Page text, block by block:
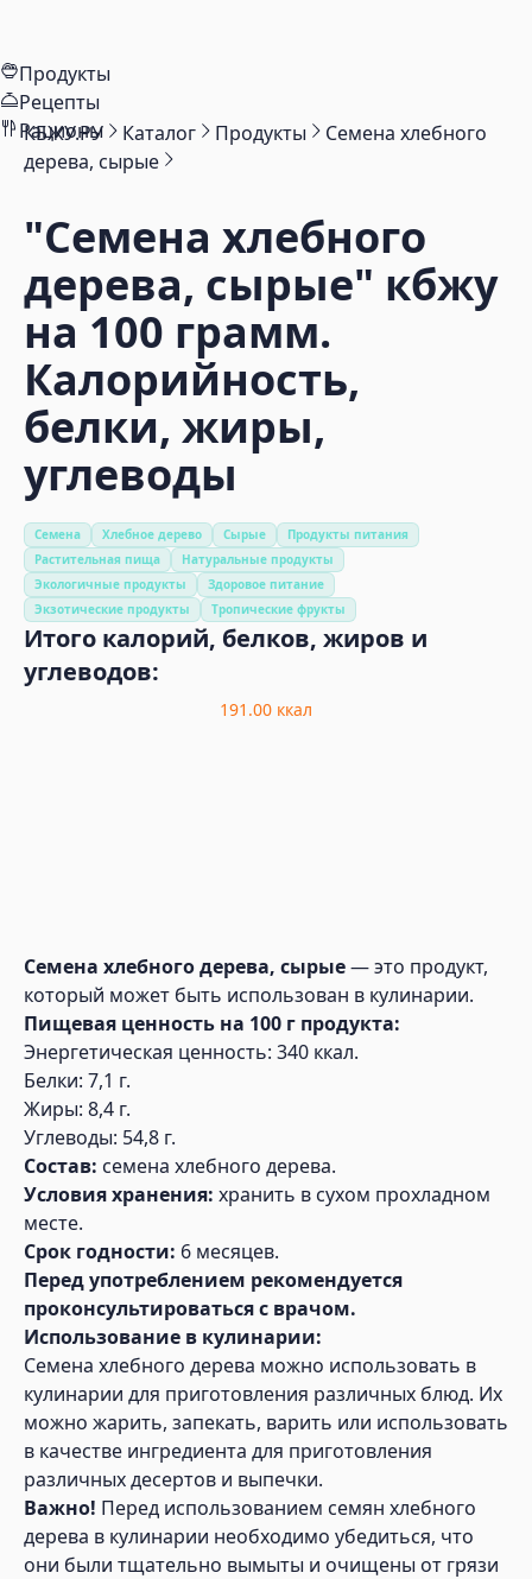
Продукты
Рецепты
Рационы
КБЖУ.РУ Каталог Продукты
Семена хлебного
дерева, сырые
"Семена хлебного
дерева, сырые" кбжу
на 100 грамм.
Калорийность,
белки, жиры,
углеводы
Семена Хлебное дерево Сырые
Продукты питания
Растительная пища
Натуральные продукты
Экологичные продукты
Здоровое питание
Экзотические продукты
Тропические фрукты
Итого калорий, белков, жиров и
углеводов:
191.00 ккал
Семена хлебного дерева, сырые— это продукт,
который может быть использован в кулинарии.
Пищевая ценность на 100 г продукта:
Энергетическая ценность: 340 ккал.
Белки: 7,1 г.
Жиры: 8,4 г.
Углеводы: 54,8 г.
Состав: семена хлебного дерева.
Условия хранения: хранить в сухом прохладном
месте.
Срок годности: 6 месяцев.
Перед употреблением рекомендуется
проконсультироваться с врачом.
Использование в кулинарии:
Семена хлебного дерева можно использовать в
кулинарии для приготовления различных блюд. Их
можно жарить, запекать, варить или использовать
в качестве ингредиента для приготовления
различных десертов и выпечки.
Важно! Перед использованием семян хлебного
дерева в кулинарии необходимо убедиться, что
они были тщательно вымыты и очищены от грязи